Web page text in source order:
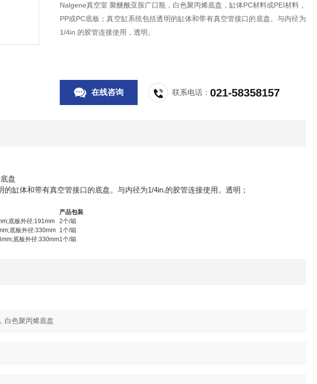
Nalgene真空室 聚醚酰亚胺广口瓶，白色聚丙烯底盘，缸体PC材料或PEI材料，
PP或PC底板；真空缸系统包括透明的缸体和带有真空管接口的底盘。与内径为
1/4in.的胶管连接使用，透明。
在线咨询 联系电话：021-58358157
盘
缸体和带有真空管接口的底盘。与内径为1/4in.的胶管连接使用。透明；
产品包装
底板外径:191mm
2个/箱
底板外径:330mm 1个/箱
底板外径:330mm1个/箱